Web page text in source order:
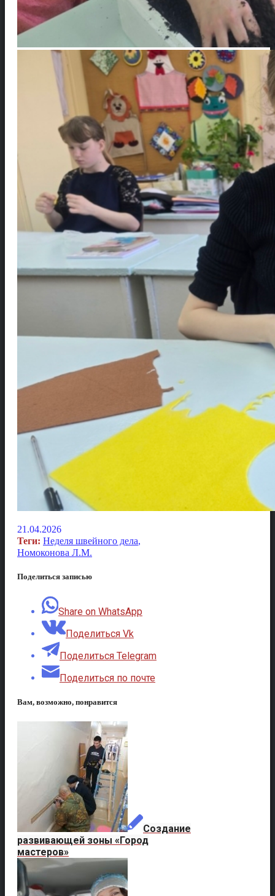
21.04.2026
Теги: Неделя швейного дела,
Номоконова Л.М.
Поделиться записью
Share on WhatsApp
Поделиться Vk
Поделиться Telegram
Поделиться по почте
Вам, возможно, понравится
Создание
развивающей зоны «Город
мастеров»